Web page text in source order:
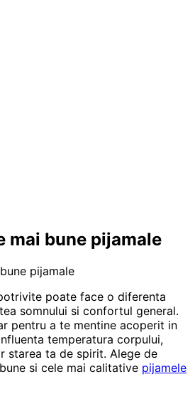
mai bune pijamale
poate face o diferenta
somnului si confortul general.
pentru a te mentine acoperit in
temperatura corpului,
starea ta de spirit. Alege de
si cele mai calitative pijamele